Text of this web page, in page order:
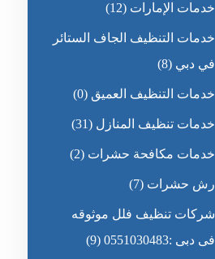
خدمات الإمارات (12)
خدمات التنظيف الجاف الستائر
في دبي (8)
خدمات التنظيف العميق (0)
خدمات تنظيف المنازل (31)
خدمات مكافحة حشرات (2)
رش حشرات (7)
شركات تنظيف فلل موثوقه
فى دبى :0551030483
(9)